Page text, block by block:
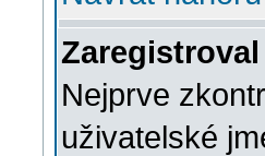
Nejprve
uživatelské